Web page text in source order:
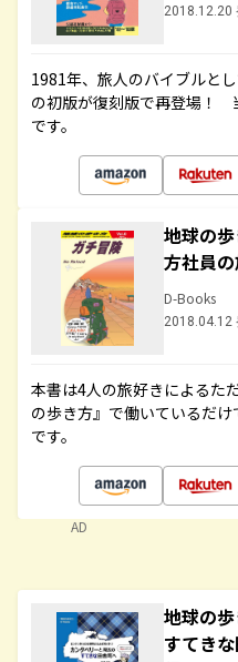
2018.12.20
1981年、旅人のバイブルと
の初版が復刻版で再登場！
です。
地球の
方社員
D-Books
2018.04.12
本書は4人の旅好きによるた
の歩き方』で働いているだ
です。
AD
地球の
すてき